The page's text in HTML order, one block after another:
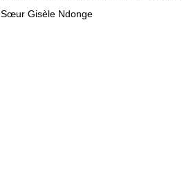
Sœur Gisèle Ndonge